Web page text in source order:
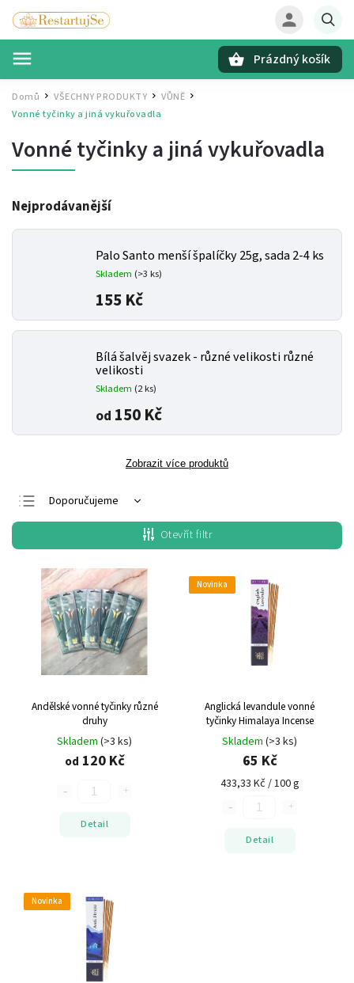
Prázdný košík
Domů / VŠECHNY PRODUKTY / VŮNĚ /
Vonné tyčinky a jiná vykuřovadla
Vonné tyčinky a jiná vykuřovadla
Nejprodávanější
Palo Santo menší špalíčky25g, sada 2-4 ks
Skladem (>3 ks)
155 Kč
Bílá šalvěj svazek - různé velikostirůzné
velikosti
Skladem (2 ks)
od 150 Kč
Zobrazit více produktů
Doporučujeme
Nejlevnější
Nejdražší
Nejprodávanější
Abecedně
Otevřít filtr
Andělské vonné tyčinkyrůzné
druhy
Skladem (>3 ks)
od 120 Kč
Detail
Novinka
Anglická levandule vonné
tyčinky Himalaya Incense
Skladem (>3 ks)
65 Kč
433,33 Kč / 100 g
Detail
Novinka